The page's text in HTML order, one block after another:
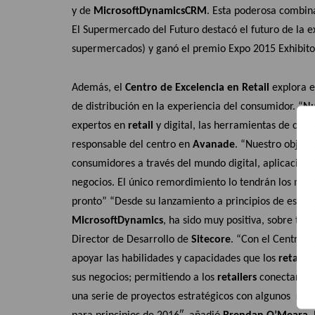
y de MicrosoftDynamicsCRM . Esta poderosa
El Supermercado del Futuro destacó el futuro de la
supermercados) y ganó el premio Expo 2015
Además, el Centro de Excelencia en Retail explora
de distribución en la experiencia del consumidor. “
expertos en retail y digital, las herramientas de
responsable del centro en Avanade. “Nuestro
consumidores a través del mundo digital,
negocios. El único remordimiento lo tendrán los
pronto” “Desde su lanzamiento a principios de este
MicrosoftDynamics, ha sido muy positiva, sobre
Director de Desarrollo de Sitecore. “Con el Centro
apoyar las habilidades y capacidades que los retailers
sus negocios; permitiendo a los retailers conectar
una serie de proyectos estratégicos con algunos